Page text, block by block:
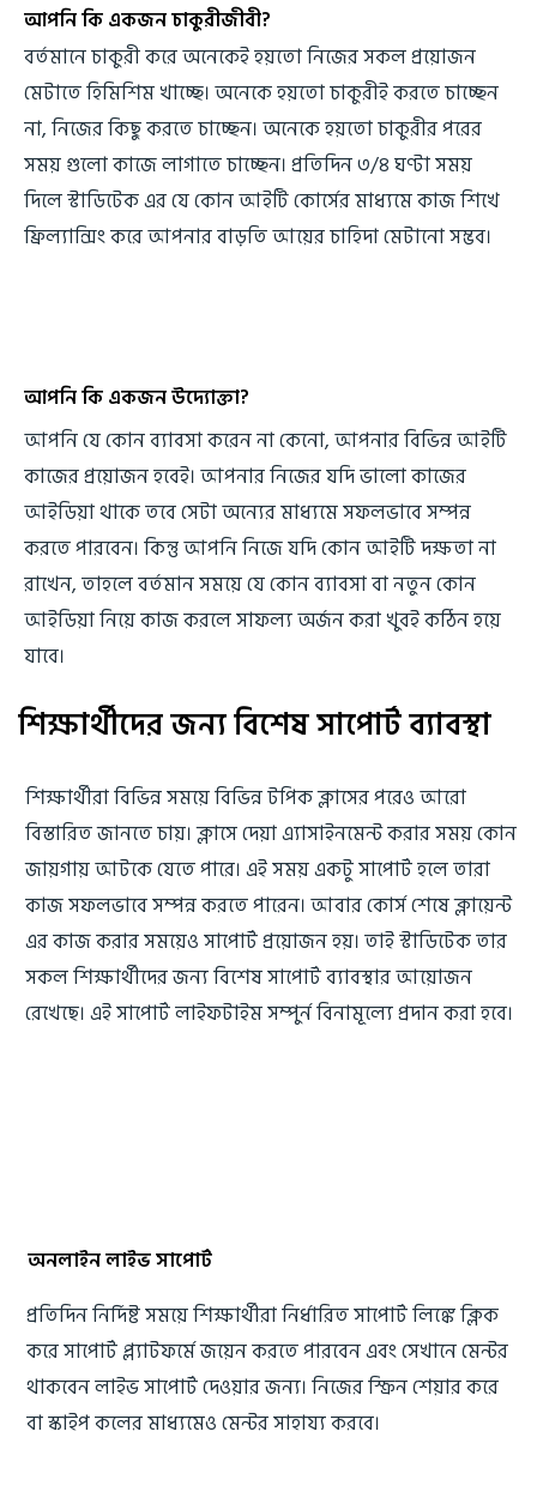
আপনি কি একজন চাকুরীজীবী?
বর্তমানে চাকুরী করে অনেকেই হয়তো নিজের সকল প্রয়োজন
মেটাতে হিমিশিম খাচ্ছে। অনেকে হয়তো চাকুরীই করতে চাচ্ছেন
না, নিজের কিছু করতে চাচ্ছেন। অনেকে হয়তো চাকুরীর পরের
সময় গুলো কাজে লাগাতে চাচ্ছেন। প্রতিদিন ৩/৪ ঘণ্টা সময়
দিলে স্টাডিটেক এর যে কোন আইটি কোর্সের মাধ্যমে কাজ শিখে
ফ্রিল্যান্সিং করে আপনার বাড়তি আয়ের চাহিদা মেটানো সম্ভব।
আপনি কি একজন উদ্যোক্তা?
আপনি যে কোন ব্যাবসা করেন না কেনো, আপনার বিভিন্ন আইটি
কাজের প্রয়োজন হবেই। আপনার নিজের যদি ভালো কাজের
আইডিয়া থাকে তবে সেটা অন্যের মাধ্যমে সফলভাবে সম্পন্ন
করতে পারবেন। কিন্তু আপনি নিজে যদি কোন আইটি দক্ষতা না
রাখেন, তাহলে বর্তমান সময়ে যে কোন ব্যাবসা বা নতুন কোন
আইডিয়া নিয়ে কাজ করলে সাফল্য অর্জন করা খুবই কঠিন হয়ে
যাবে।
শিক্ষার্থীদের জন্য বিশেষ সাপোর্ট ব্যাবস্থা
শিক্ষার্থীরা বিভিন্ন সময়ে বিভিন্ন টপিক ক্লাসের পরেও আরো
বিস্তারিত জানতে চায়। ক্লাসে দেয়া এ্যাসাইনমেন্ট করার সময় কোন
জায়গায় আটকে যেতে পারে। এই সময় একটু সাপোর্ট হলে তারা
কাজ সফলভাবে সম্পন্ন করতে পারেন। আবার কোর্স শেষে ক্লায়েন্ট
এর কাজ করার সময়েও সাপোর্ট প্রয়োজন হয়। তাই স্টাডিটেক তার
সকল শিক্ষার্থীদের জন্য বিশেষ সাপোর্ট ব্যাবস্থার আয়োজন
রেখেছে। এই সাপোর্ট লাইফটাইম সম্পুর্ন বিনামূল্যে প্রদান করা হবে।
অনলাইন লাইভ সাপোর্ট
প্রতিদিন নির্দিষ্ট সময়ে শিক্ষার্থীরা নির্ধারিত সাপোর্ট লিঙ্কে ক্লিক
করে সাপোর্ট প্ল্যাটফর্মে জয়েন করতে পারবেন এবং সেখানে মেন্টর
থাকবেন লাইভ সাপোর্ট দেওয়ার জন্য। নিজের স্ক্রিন শেয়ার করে
বা স্কাইপ কলের মাধ্যমেও মেন্টর সাহায্য করবে।